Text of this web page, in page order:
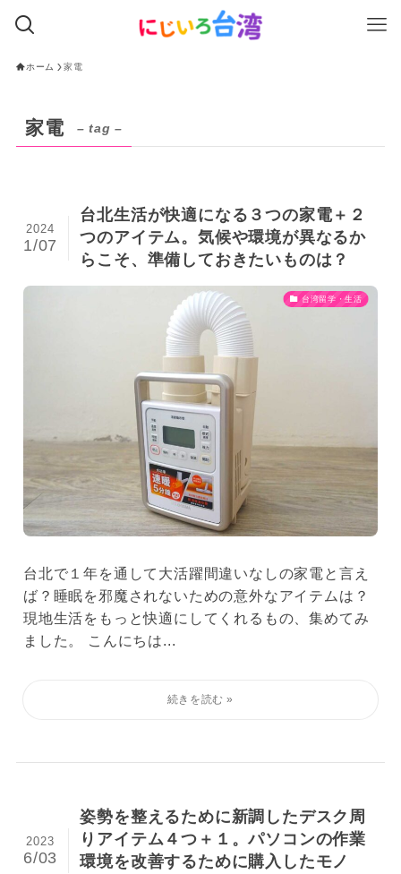
ホーム 家電
家電 – tag –
台北生活が快適になる３つの家電＋２
つのアイテム。気候や環境が異なるか
らこそ、準備しておきたいものは？
2024
1/07
台湾留学・生活
台北で１年を通して大活躍間違いなしの家電と言え
ば？睡眠を邪魔されないための意外なアイテムは？
現地生活をもっと快適にしてくれるもの、集めてみ
ました。 こんにちは...
姿勢を整えるために新調したデスク周
りアイテム４つ＋１。パソコンの作業
環境を改善するために購入したモノ
2023
6/03